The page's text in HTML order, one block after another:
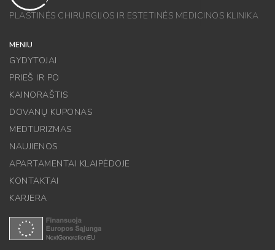
PLASTINĖS CHIRURGIJOS IR ESTETINĖS MEDICINOS KLINIKA
MENIU
GYDYTOJAI
PRIEŠ IR PO
KAINORAŠTIS
DOVANŲ KUPONAS
MEDTURIZMAS
NAUJIENOS
APARTAMENTAI KLAIPĖDOJE
KONTAKTAI
KARJERA